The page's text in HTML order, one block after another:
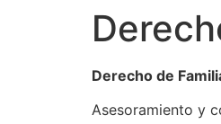
Derecho de
Asesoramiento y